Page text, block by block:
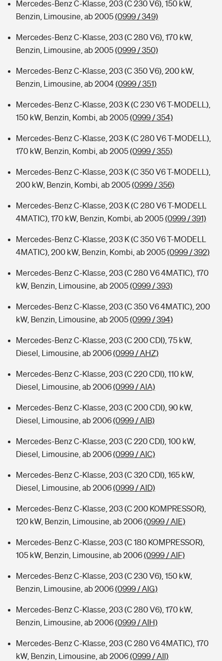
Mercedes-Benz C-Klasse, 203 (C 230 V6), 150 kW,
Benzin, Limousine, ab 2005(0999 / 349)
Mercedes-Benz C-Klasse, 203 (C 280 V6), 170 kW,
Benzin, Limousine, ab 2005(0999 / 350)
Mercedes-Benz C-Klasse, 203 (C 350 V6), 200 kW,
Benzin, Limousine, ab 2004(0999 / 351)
Mercedes-Benz C-Klasse, 203 K (C 230 V6 T-MODELL),
150 kW, Benzin, Kombi, ab 2005(0999 / 354)
Mercedes-Benz C-Klasse, 203 K (C 280 V6 T-MODELL),
170 kW, Benzin, Kombi, ab 2005(0999 / 355)
Mercedes-Benz C-Klasse, 203 K (C 350 V6 T-MODELL),
200 kW, Benzin, Kombi, ab 2005(0999 / 356)
Mercedes-Benz C-Klasse, 203 K (C 280 V6 T-MODELL
4MATIC), 170 kW, Benzin, Kombi, ab 2005(0999 / 391)
Mercedes-Benz C-Klasse, 203 K (C 350 V6 T-MODELL
4MATIC), 200 kW, Benzin, Kombi, ab 2005(0999 / 392)
Mercedes-Benz C-Klasse, 203 (C 280 V6 4MATIC), 170
kW, Benzin, Limousine, ab 2005(0999 / 393)
Mercedes-Benz C-Klasse, 203 (C 350 V6 4MATIC), 200
kW, Benzin, Limousine, ab 2005(0999 / 394)
Mercedes-Benz C-Klasse, 203 (C 200 CDI), 75 kW,
Diesel, Limousine, ab 2006(0999 / AHZ)
Mercedes-Benz C-Klasse, 203 (C 220 CDI), 110 kW,
Diesel, Limousine, ab 2006(0999 / AIA)
Mercedes-Benz C-Klasse, 203 (C 200 CDI), 90 kW,
Diesel, Limousine, ab 2006(0999 / AIB)
Mercedes-Benz C-Klasse, 203 (C 220 CDI), 100 kW,
Diesel, Limousine, ab 2006(0999 / AIC)
Mercedes-Benz C-Klasse, 203 (C 320 CDI), 165 kW,
Diesel, Limousine, ab 2006(0999 / AID)
Mercedes-Benz C-Klasse, 203 (C 200 KOMPRESSOR),
120 kW, Benzin, Limousine, ab 2006(0999 / AIE)
Mercedes-Benz C-Klasse, 203 (C 180 KOMPRESSOR),
105 kW, Benzin, Limousine, ab 2006(0999 / AIF)
Mercedes-Benz C-Klasse, 203 (C 230 V6), 150 kW,
Benzin, Limousine, ab 2006(0999 / AIG)
Mercedes-Benz C-Klasse, 203 (C 280 V6), 170 kW,
Benzin, Limousine, ab 2006(0999 / AIH)
Mercedes-Benz C-Klasse, 203 (C 280 V6 4MATIC), 170
kW, Benzin, Limousine, ab 2006(0999 / AII)